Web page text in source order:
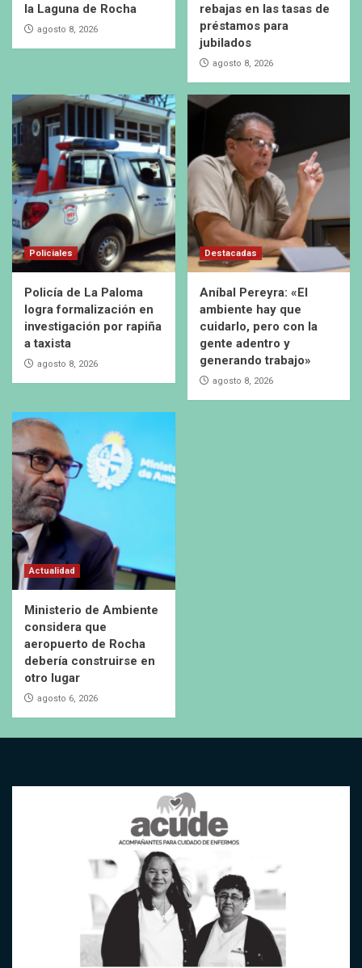
la Laguna de Rocha
agosto 8, 2026
rebajas en las tasas de
préstamos para
jubilados
agosto 8, 2026
Policiales
Policía de La Paloma
logra formalización en
investigación por rapiña
a taxista
agosto 8, 2026
Destacadas
Aníbal Pereyra: «El
ambiente hay que
cuidarlo, pero con la
gente adentro y
generando trabajo»
agosto 8, 2026
Actualidad
Ministerio de Ambiente
considera que
aeropuerto de Rocha
debería construirse en
otro lugar
agosto 6, 2026